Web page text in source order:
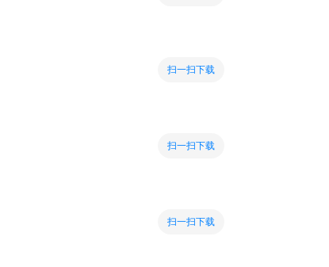
扫一扫下载
扫一扫下载
扫一扫下载